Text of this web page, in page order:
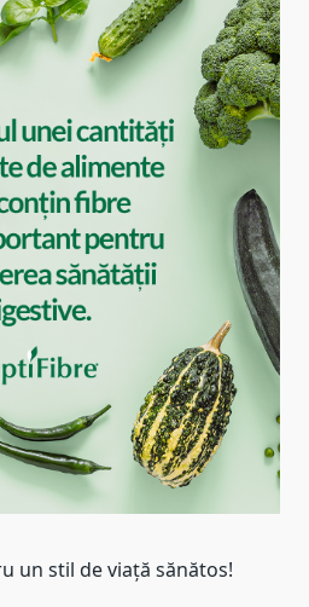
un stil de viață sănătos!